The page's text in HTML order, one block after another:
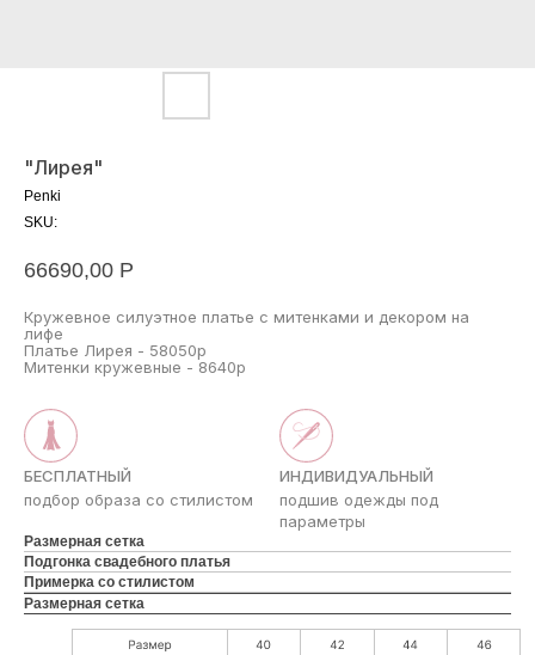
"Лирея"
Penki
SKU:
66690,00 Р
Кружевное силуэтное платье с митенками и декором на
лифе
Платье Лирея - 58050р
Митенки кружевные - 8640р
БЕСПЛАТНЫЙ
подбор образа со стилистом
ИНДИВИДУАЛЬНЫЙ
подшив одежды под
параметры
Размерная сетка
Подгонка свадебного платья
Примерка со стилистом
Размерная сетка